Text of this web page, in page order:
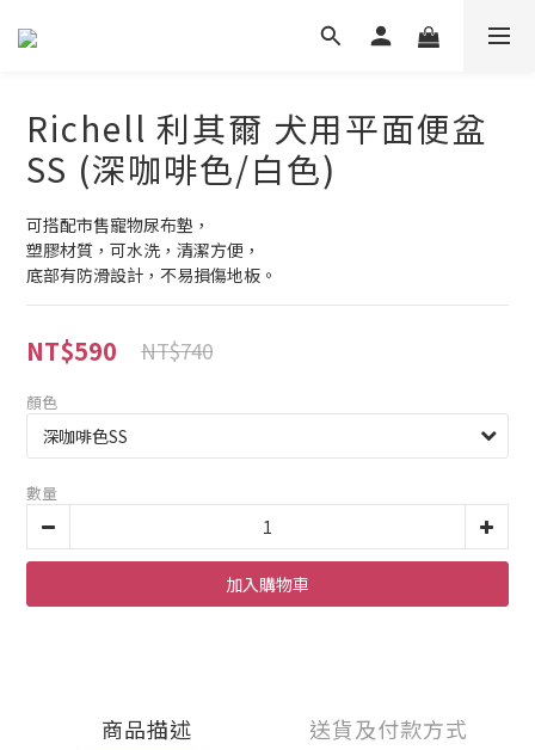
Richell 利其爾 犬用平面便盆
SS (深咖啡色/白色)
可搭配市售寵物尿布墊，
塑膠材質，可水洗，清潔方便，
底部有防滑設計，不易損傷地板。
NT$590 NT$740
顏色
數量
加入購物車
商品描述 送貨及付款方式